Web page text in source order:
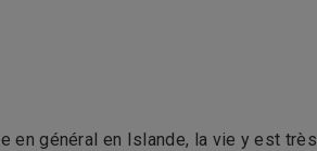
en général en Islande, la vie y est très